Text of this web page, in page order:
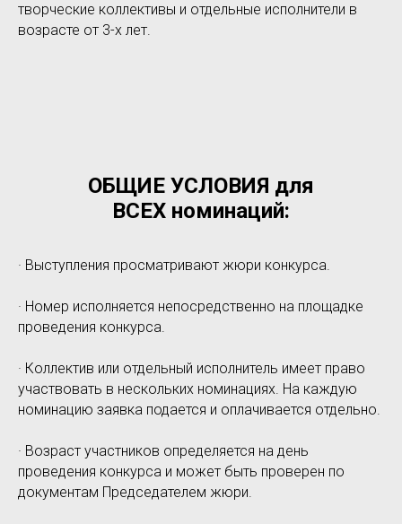
творческие коллективы и отдельные исполнители в
возрасте от 3-х лет.
ОБЩИЕ УСЛОВИЯ для
ВСЕХ номинаций:
· Выступления просматривают жюри конкурса.
· Номер исполняется непосредственно на площадке
проведения конкурса.
· Коллектив или отдельный исполнитель имеет право
участвовать в нескольких номинациях. На каждую
номинацию заявка подается и оплачивается отдельно.
· Возраст участников определяется на день
проведения конкурса и может быть проверен по
документам Председателем жюри.